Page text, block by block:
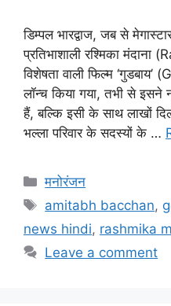
डिम्पल भारद्वाज, जब से
प्रतिभाशाली रश्मिका
विशेषता वाली फिल्म
लॉन्च किया गया, तभी से इसने
हैं, बल्कि इसी के साथ लाखों
भल्ला परिवार के सदस्यों के …
मनोरंजन
amitabh bacchan,
news hindi, rashmika
Leave a comment